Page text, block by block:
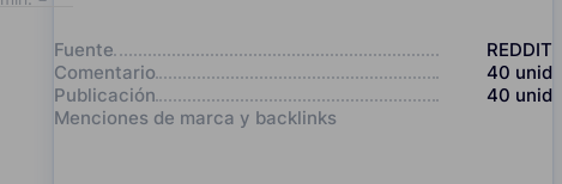
Fuente
REDDIT
Comentario
40 unid
Publicación
40 unid
Menciones de marca y backlinks